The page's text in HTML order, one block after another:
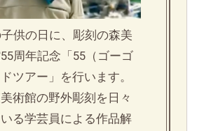
供の日に、彫刻の森美
周年記念「55（ゴーゴ
ツアー」を行います。
術館の野外彫刻を日々
る学芸員による作品解